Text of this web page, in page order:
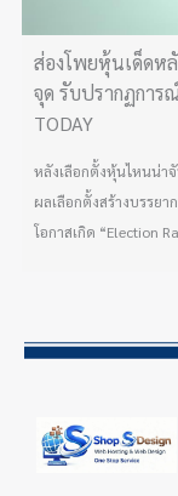
ส่องโพยหุ้นเด็ดห
จุด รับปรากฏการ
TODAY
หลังเลือกตั้งหุ้นไหนน่า
ผลเลือกตั้งสร้างบรรย
โอกาสเกิด “Election